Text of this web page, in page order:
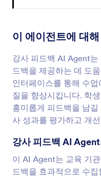
이 에이전트에 대해
강사 피드백 AI Agent는
드백을 제공하는 데 도
인터페이스를 통해 수
질을 향상시킵니다. 학
흥미롭게 피드백을 남
사 성과를 평가하고 개
강사 피드백 AI
이 AI Agent는 교육 기
드백을 효과적으로 수